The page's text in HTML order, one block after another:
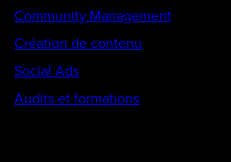
Community Management
Création de contenu
Social Ads
Audits et formations